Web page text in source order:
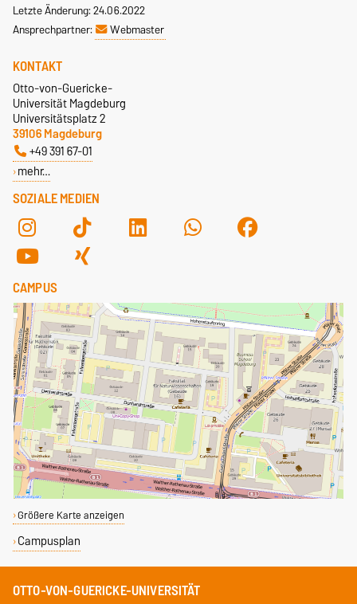
Letzte Änderung: 24.06.2022
Ansprechpartner:
Webmaster
SOZIALE MEDIEN
KONTAKT
Otto-von-Guericke-
Universität Magdeburg
Universitätsplatz 2
39106 Magdeburg
+49 391 67-01
mehr…
CAMPUS
Größere Karte anzeigen
Campusplan
OTTO-VON-GUERICKE-UNIVERSITÄT